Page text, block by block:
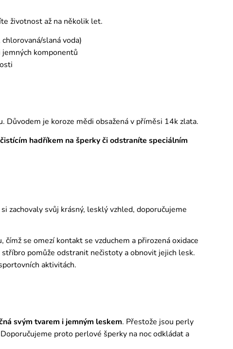
životnost až na několik let.
slaná voda)
komponentů
Důvodem je koroze mědi obsažená v příměsi 14k zlata.
hadříkem na šperky či odstraníte speciálním
zachovaly svůj krásný, lesklý vzhled, doporučujeme
se omezí kontakt se vzduchem a přirozená oxidace
pomůže odstranit nečistoty a obnovit jejich lesk.
aktivitách.
svým tvarem i jemným leskem. Přestože jsou perly
proto perlové šperky na noc odkládat a